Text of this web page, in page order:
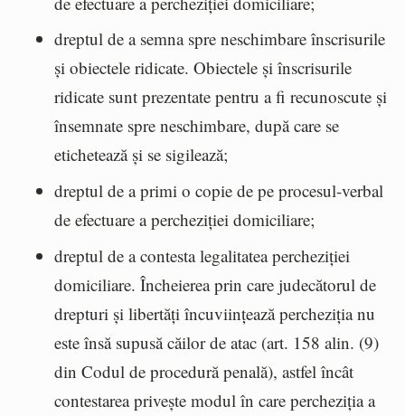
dreptul de a semna spre neschimbare înscrisurile
și obiectele ridicate. Obiectele și înscrisurile
ridicate sunt prezentate pentru a fi recunoscute și
însemnate spre neschimbare, după care se
etichetează și se sigilează;
dreptul de a primi o copie de pe procesul-verbal
de efectuare a percheziției domiciliare;
dreptul de a contesta legalitatea percheziției
domiciliare. Încheierea prin care judecătorul de
drepturi și libertăți încuviințează percheziția nu
este însă supusă căilor de atac (art. 158 alin. (9)
din Codul de procedură penală), astfel încât
contestarea privește modul în care percheziția a